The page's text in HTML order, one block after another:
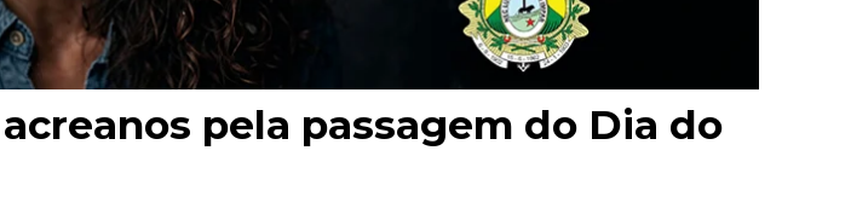
pela passagem do Dia do